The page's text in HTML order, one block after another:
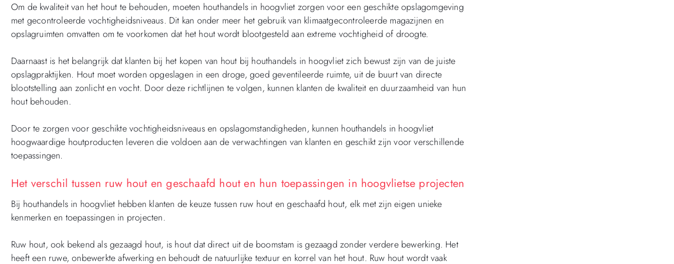
Om de kwaliteit van het hout te behouden, moeten houthandels in hoogvliet zorgen voor een geschikte opslagomgeving
met gecontroleerde vochtigheidsniveaus. Dit kan onder meer het gebruik van klimaatgecontroleerde magazijnen en
opslagruimten omvatten om te voorkomen dat het hout wordt blootgesteld aan extreme vochtigheid of droogte.
Daarnaast is het belangrijk dat klanten bij het kopen van hout bij houthandels in hoogvliet zich bewust zijn van de juiste
opslagpraktijken. Hout moet worden opgeslagen in een droge, goed geventileerde ruimte, uit de buurt van directe
blootstelling aan zonlicht en vocht. Door deze richtlijnen te volgen, kunnen klanten de kwaliteit en duurzaamheid van hun
hout behouden.
Door te zorgen voor geschikte vochtigheidsniveaus en opslagomstandigheden, kunnen houthandels in hoogvliet
hoogwaardige houtproducten leveren die voldoen aan de verwachtingen van klanten en geschikt zijn voor verschillende
toepassingen.
Het verschil tussen ruw hout en geschaafd hout en hun toepassingen in hoogvlietse projecten
Bij houthandels in hoogvliet hebben klanten de keuze tussen ruw hout en geschaafd hout, elk met zijn eigen unieke
kenmerken en toepassingen in projecten.
Ruw hout, ook bekend als gezaagd hout, is hout dat direct uit de boomstam is gezaagd zonder verdere bewerking. Het
heeft een ruwe, onbewerkte afwerking en behoudt de natuurlijke textuur en korrel van het hout. Ruw hout wordt vaak